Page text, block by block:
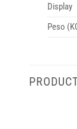
Display
Peso